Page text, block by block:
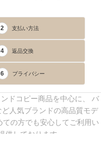
2 支払い方法
4 返品交換
6 プライバシー
ドコピー商品を中心に、 バ
人気ブランドの高品質モデ
の方でも安心してご利用い
供しております。